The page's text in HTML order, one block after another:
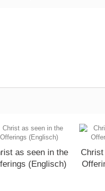
as seen in the
(Englisch)